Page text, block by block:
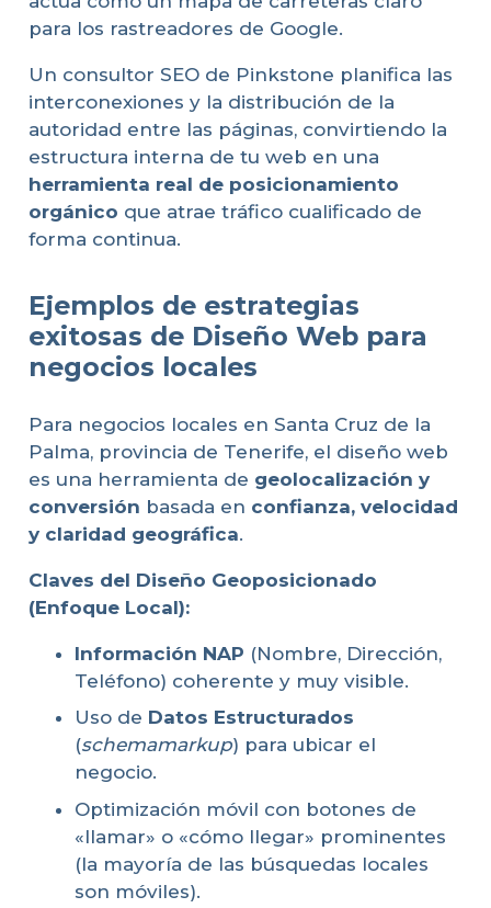
para los rastreadores de Google.
Un consultor SEO de Pinkstone planifica las
interconexiones y la distribución de la
autoridad entre las páginas, convirtiendo la
estructura interna de tu web en una
herramienta real de posicionamiento
orgánico que atrae tráfico cualificado de
forma continua.
Ejemplos de estrategias
exitosas de Diseño Web para
negocios locales
Para negocios locales en Santa Cruz de la
Palma, provincia de Tenerife, el diseño web
es una herramienta de geolocalización y
conversión basada en confianza, velocidad
y claridad geográfica.
Claves del Diseño Geoposicionado
(Enfoque Local):
Información NAP (Nombre, Dirección,
Teléfono) coherente y muy visible.
Uso de Datos Estructurados
(schemamarkup) para ubicar el
negocio.
Optimización móvil con botones de
«llamar» o «cómo llegar» prominentes
(la mayoría de las búsquedas locales
son móviles).